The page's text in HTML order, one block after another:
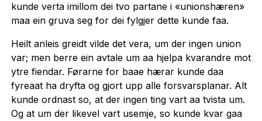
kunde verta imillom dei tvo partane i «unionshæren»
maa ein gruva seg for dei fylgjer dette kunde faa.
Heilt anleis greidt vilde det vera, um der ingen union
var; men berre ein avtale um aa hjelpa kvarandre mot
ytre fiendar. Førarne for baae hærar kunde daa
fyreaat ha dryfta og gjort upp alle forsvarsplanar. Alt
kunde ordnast so, at der ingen ting vart aa tvista um.
Og at um der likevel vart usemje, so kunde kvar gaa